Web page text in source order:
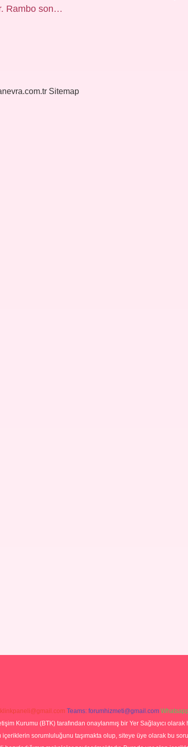
Rambo son…
Sitemap
Teams: forumhizmeti@gmail.com
Kurumu (BTK) tarafından onaylanmış bir Yer Sağlayıcı
içeriklerin sorumluluğunu taşımakta olup, siteye üye olarak bu